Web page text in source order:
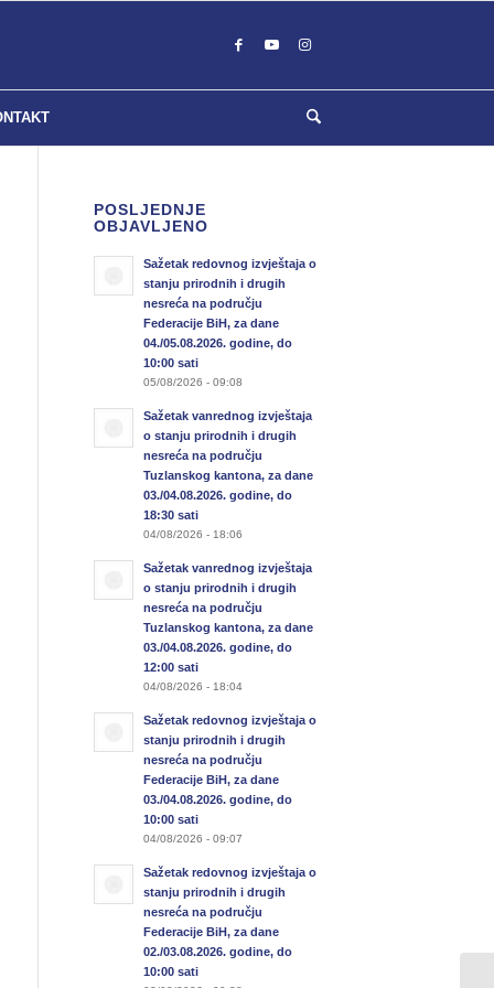
POSLJEDNJE
OBJAVLJENO
Sažetak redovnog izvještaja o
stanju prirodnih i drugih
nesreća na području
Federacije BiH, za dane
04./05.08.2026. godine, do
10:00 sati
05/08/2026 - 09:08
Sažetak vanrednog izvještaja
o stanju prirodnih i drugih
nesreća na području
Tuzlanskog kantona, za dane
03./04.08.2026. godine, do
18:30 sati
04/08/2026 - 18:06
Sažetak vanrednog izvještaja
o stanju prirodnih i drugih
nesreća na području
Tuzlanskog kantona, za dane
03./04.08.2026. godine, do
12:00 sati
04/08/2026 - 18:04
Sažetak redovnog izvještaja o
stanju prirodnih i drugih
nesreća na području
Federacije BiH, za dane
03./04.08.2026. godine, do
10:00 sati
04/08/2026 - 09:07
Sažetak redovnog izvještaja o
stanju prirodnih i drugih
nesreća na području
Federacije BiH, za dane
02./03.08.2026. godine, do
10:00 sati